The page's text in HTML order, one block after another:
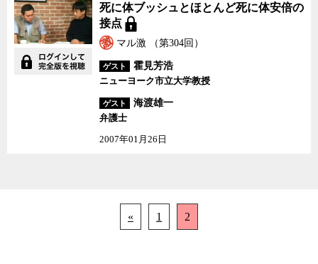
死に体ブッシュとほとん
ど死に体安倍の接点
死に体ブッシュとほとんど死に体安倍の
接点
マル激 （第304回）
ゲスト
霍見芳浩
ニューヨーク市立大学教授
ゲスト
海渡雄一
弁護士
2007年01月26日
« 1 2